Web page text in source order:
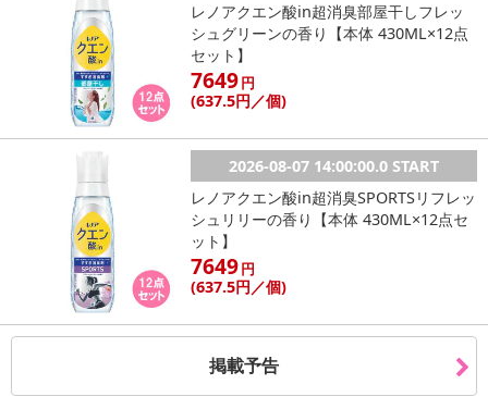
その他共通および商品カテゴリー別注意事項（※必ずご確認くだ
レノアクエン酸in超消臭部屋干しフレッ
シュグリーンの香り【本体 430ML×12点
セット】
7649円
(637.5円／個)
2026-08-07 14:00:00.0 START
レノアクエン酸in超消臭SPORTSリフレッ
シュリリーの香り【本体 430ML×12点セ
ット】
7649円
(637.5円／個)
掲載予告